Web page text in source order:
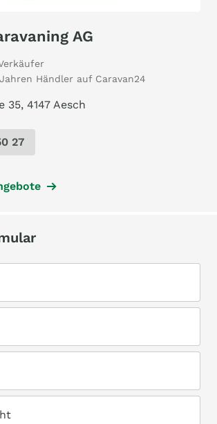
AG
Händler auf Caravan24
35, 4147 Aesch
27